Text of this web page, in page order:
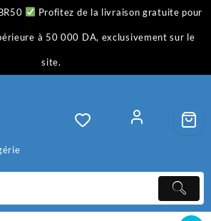
Profitez de la livraison gratuite pour
à 50 000 DA, exclusivement sur le
site.